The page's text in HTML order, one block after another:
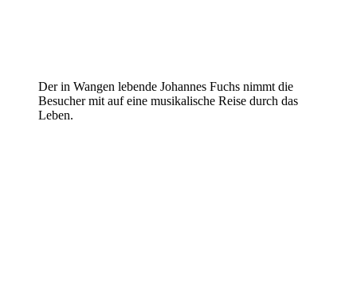
Der in Wangen lebende Johannes Fuchs nimmt die
Besucher mit auf eine musikalische Reise durch das
Leben.